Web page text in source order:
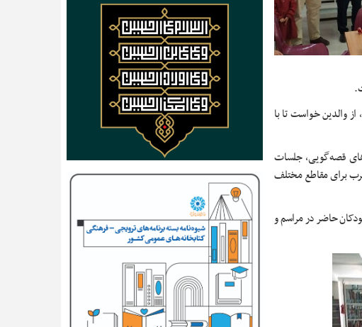
والدین خواست تا با
قصه‌گویی، جلسات
برای مقاطع مختلف
حاضر در مراسم و